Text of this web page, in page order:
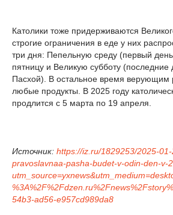
Католики тоже придерживаются
строгие ограничения в еде у них
три дня: Пепельную среду (первый
пятницу и Великую субботу (последние
Пасхой). В остальное время верующим
любые продукты. В 2025 году
продлится с 5 марта по 19 апреля.
Источник: https://iz.ru/1829253/2025-
pravoslavnaa-pasha-budet-v-odin-den-v-
54b3-ad56-e957cd989da8